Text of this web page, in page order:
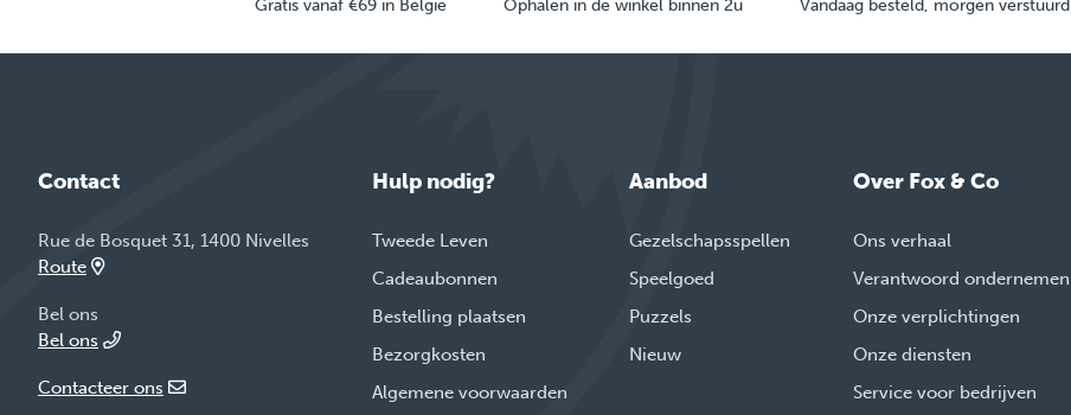
Gratis vanaf €69 in België Ophalen in de winkel binnen 2u Vandaag besteld, morgen verstuurd
Contact
Rue de Bosquet 31, 1400 Nivelles
Route
Bel ons
Bel ons
Contacteer ons
Hulp nodig?
Tweede Leven
Cadeaubonnen
Bestelling plaatsen
Bezorgkosten
Algemene voorwaarden
Aanbod
Gezelschapsspellen
Speelgoed
Puzzels
Nieuw
Over Fox & Co
Ons verhaal
Verantwoord ondernemen
Onze verplichtingen
Onze diensten
Service voor bedrijven